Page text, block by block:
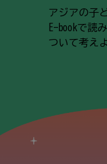
アジアの子
E-bookで読
ついて考え